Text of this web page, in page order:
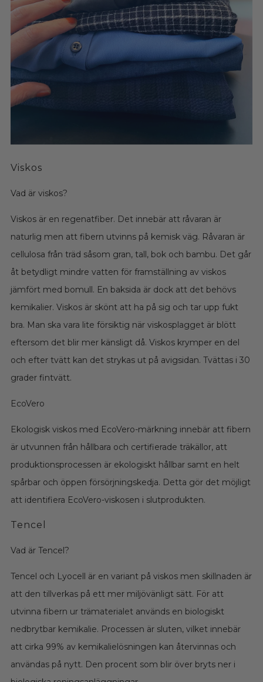
Viskos
Vad är viskos?
Viskos är en regenatfiber. Det innebär att råvaran är
naturlig men att fibern utvinns på kemisk väg. Råvaran är
cellulosa från träd såsom gran, tall, bok och bambu. Det går
åt betydligt mindre vatten för framställning av viskos
jämfört med bomull. En baksida är dock att det behövs
kemikalier. Viskos är skönt att ha på sig och tar upp fukt
bra. Man ska vara lite försiktig när viskosplagget är blött
eftersom det blir mer känsligt då. Viskos krymper en del
och efter tvätt kan det strykas ut på avigsidan. Tvättas i 30
grader fintvätt.
EcoVero
Ekologisk viskos med EcoVero-märkning innebär att fibern
är utvunnen från hållbara och certifierade träkällor, att
produktionsprocessen är ekologiskt hållbar samt en helt
spårbar och öppen försörjningskedja. Detta gör det möjligt
att identifiera EcoVero-viskosen i slutprodukten.
Tencel
Vad är Tencel?
Tencel och Lyocell är en variant på viskos men skillnaden är
att den tillverkas på ett mer miljövänligt sätt. För att
utvinna fibern ur trämaterialet används en biologiskt
nedbrytbar kemikalie. Processen är sluten, vilket innebär
att cirka 99% av kemikalielösningen kan återvinnas och
användas på nytt. Den procent som blir över bryts ner i